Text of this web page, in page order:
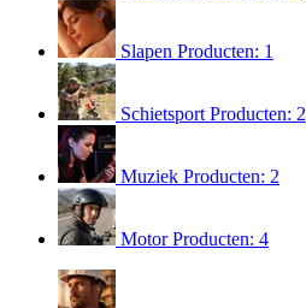
Slapen Producten: 1
Schietsport Producten: 2
Muziek Producten: 2
MotorProducten: 4